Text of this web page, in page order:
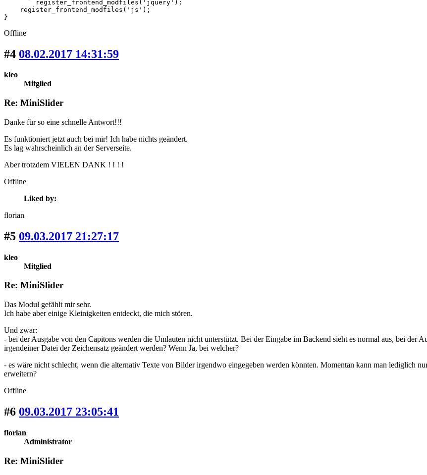
    register_frontend_modfiles('js');
}
Offline
#4 08.02.2017 14:31:59
kleo
Mitglied
Re: MiniSlider
Danke für so eine schnelle Antwort!!!
Es funktioniert jetzt auch bei mir! Ich habe nichts geändert.
Es lag wahrscheinlich an der Serverseite.
Aber trotzdem VIELEN DANK ! ! ! !
Offline
Liked by:
florian
#5 09.03.2017 21:27:17
kleo
Mitglied
Re: MiniSlider
Das Modul gefählt mir sehr.
Ich habe aber einige Kleinigkeiten entdeckt, die mich stören.
Und zwar:
- bei der Ausgabe von den Capitons werden die Umlauten nicht unterstützt. Bei der Eingabe im Backend sieht es normal aus, bei der
irgendeiner Datei der Zeichensatz geändert werden? Wenn Ja, bei welcher?
- es wäre nicht schlecht, wenn die alternativ Texte von Bilder irgendwo eingegeben werden könnten. Momentan kann man lediglich
erweitern?
Offline
#6 09.03.2017 23:05:41
florian
Administrator
Re: MiniSlider